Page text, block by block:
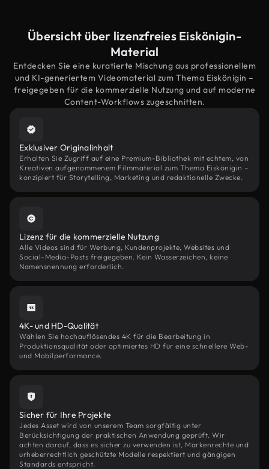
Übersicht über lizenzfreies Eiskönigin-
Material
Entdecken Sie eine kuratierte Mischung aus professionellem
und KI-generiertem Videomaterial zum Thema Eiskönigin –
freigegeben für die kommerzielle Nutzung und auf moderne
Content-Workflows zugeschnitten.
Exklusiver Originalinhalt
Erhalten Sie Zugriff auf eine Premium-Bibliothek mit echtem, von
Kreativen aufgenommenem Filmmaterial zum Thema Eiskönigin –
konzipiert für Storytelling, Marketing und redaktionelle Zwecke.
Lizenz für die kommerzielle Nutzung
Alle Videos sind für Werbung, Kundenprojekte, Websites und
Social-Media-Posts freigegeben. Kein Wasserzeichen, keine
Namensnennung erforderlich.
4K- und HD-Qualität
Wählen Sie hochauflösendes 4K für die Bearbeitung in
Produktionsqualität oder optimiertes HD für eine schnellere Web-
und Mobilperformance.
Sicher für Ihre Projekte
Jedes Asset wird von unserem Team sorgfältig unter
Berücksichtigung der praktischen Anwendung geprüft. Wir
achten darauf, dass es sicher zu verwenden ist, Markenrechte und
urheberrechtlich geschützte Modelle respektiert und gängigen
Standards entspricht.